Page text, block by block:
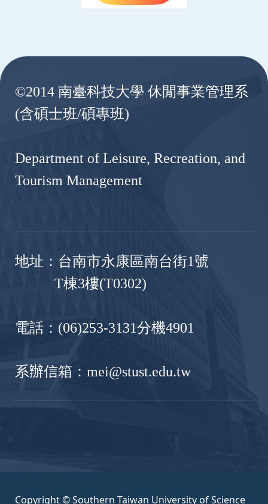
©2014 南臺科技大學 休閒事業管理系
(含碩士班/碩專班)
Department of Leisure, Recreation, and
Tourism Management
地址：台南市永康區南台街1號
T棟3樓(T0302)
電話：(06)253-3131分機4901
系辦信箱：mei@stust.edu.tw
Copyright © Southern Taiwan University of Science